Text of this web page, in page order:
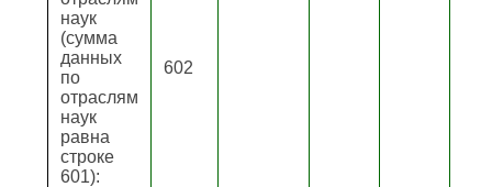
наук
(сумма
данных
по
отраслям
наук
равна
строке
601):
602